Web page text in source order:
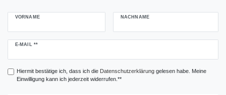
VORNAME NACHNAME
E-MAIL **
Newsletter
Hiermit bestätige ich, dass ich die Daten­schutz­erklärunggelesen habe. Meine
Einwilligung kann ich jederzeit widerrufen.**